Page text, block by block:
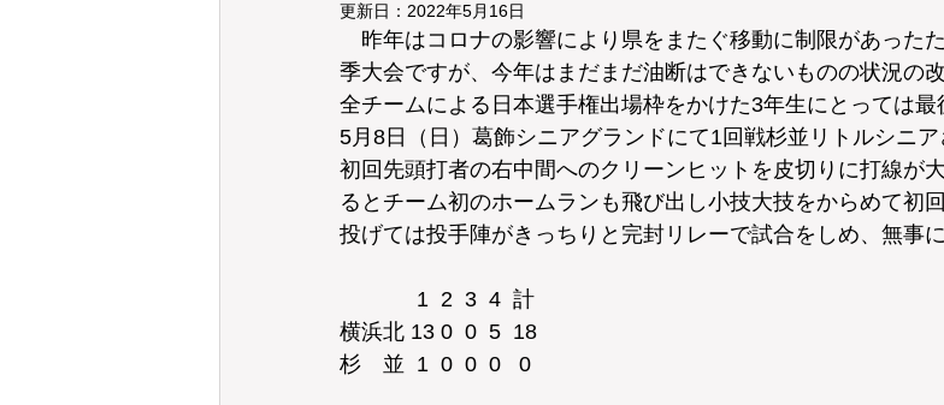
更新日： 2022年5月16日
昨年はコロナの影響により県をまたぐ移動に制限があった
季大会ですが、今年はまだまだ油断はできないものの状況の
全チームによる日本選手権出場枠をかけた3年生にとっては最
5月8日（日）葛飾シニアグランドにて1回戦杉並リトルシニア
初回先頭打者の右中間へのクリーンヒットを皮切りに打線が
るとチーム初のホームランも飛び出し小技大技をからめて初
投げては投手陣がきっちりと完封リレーで試合をしめ、無事
1  2  3  4  計
横浜北 13 0  0  5  18
杉　並  1  0  0  0   0